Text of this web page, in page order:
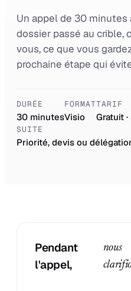
Un appel de 30 minutes
dossier passé au crible,
vous, ce que vous
prochaine étape qui
DURÉE
30 minutes
FORMAT
Visio
TARIF
Gratuit
SUITE
Priorité, devis ou
Pendant
l'appel,
nous